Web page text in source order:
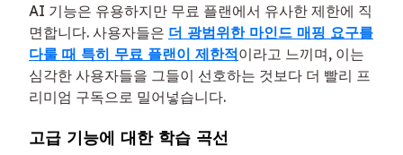
AI 기능은 유용하지만 무료 플랜에서 유사한 제한에 직
면합니다. 사용자들은 더 광범위한 마인드 매핑 요구를
다룰 때 특히 무료 플랜이 제한적이라고 느끼며, 이는
심각한 사용자들을 그들이 선호하는 것보다 더 빨리 프
리미엄 구독으로 밀어넣습니다.
고급 기능에 대한 학습 곡선